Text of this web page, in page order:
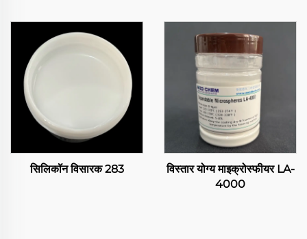
सिलिकॉन विसारक 283
विस्तार योग्य माइक्रोस्फीयर LA-
4000